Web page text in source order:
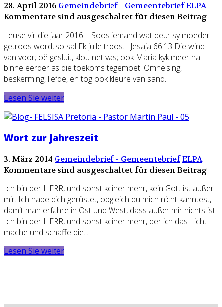
28. April 2016 Gemeindebrief - GemeentebriefELPA
Kommentare sind ausgeschaltet für diesen Beitrag
Leuse vir die jaar 2016 – Soos iemand wat deur sy moeder
getroos word, so sal Ek julle troos. Jesaja 66:13 Die wind
van voor; oë gesluit, klou net vas; ook Maria kyk meer na
binne eerder as die toekoms tegemoet. Omhelsing,
beskerming, liefde, en tog ook kleure van sand...
Lesen Sie weiter
Wort zur Jahreszeit
3. März 2014 Gemeindebrief - GemeentebriefELPA
Kommentare sind ausgeschaltet für diesen Beitrag
Ich bin der HERR, und sonst keiner mehr, kein Gott ist außer
mir. Ich habe dich gerüstet, obgleich du mich nicht kanntest,
damit man erfahre in Ost und West, dass außer mir nichts ist.
Ich bin der HERR, und sonst keiner mehr, der ich das Licht
mache und schaffe die...
Lesen Sie weiter